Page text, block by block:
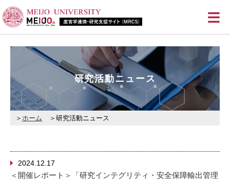
≡
研究活動ニュース
ホーム 研究活動ニュース
2024.12.17
＜開催レポート＞「研究インテグリティ・安全保障輸出管理